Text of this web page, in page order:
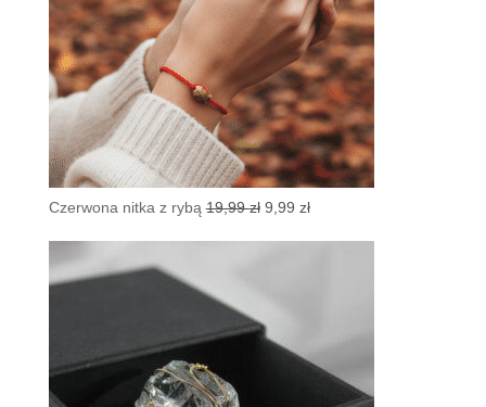
Czerwona nitka z rybą 19,99zł Pierwotna
9,99 złAktualna